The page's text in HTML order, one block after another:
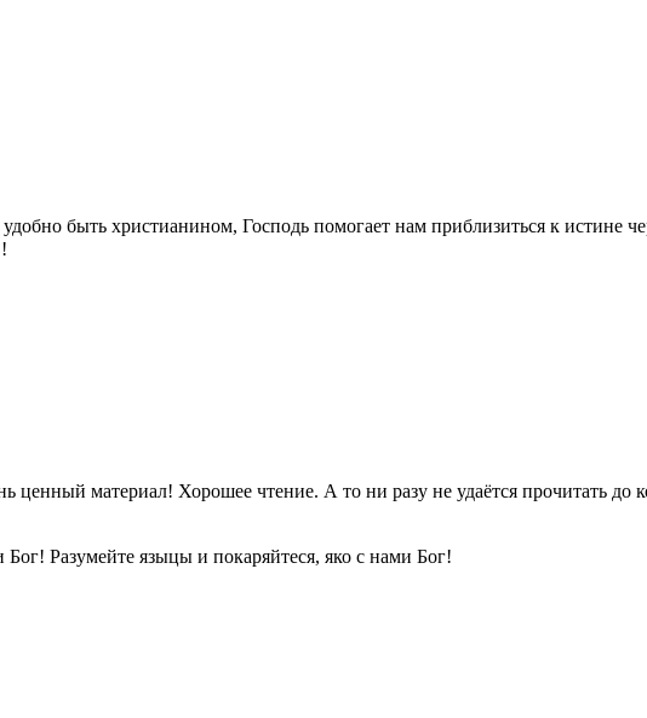
быть христианином, Господь помогает нам приблизиться к истине
ценный материал! Хорошее чтение. А то ни разу не удаётся прочитать до
Разумейте языцы и покаряйтеся, яко с нами Бог!